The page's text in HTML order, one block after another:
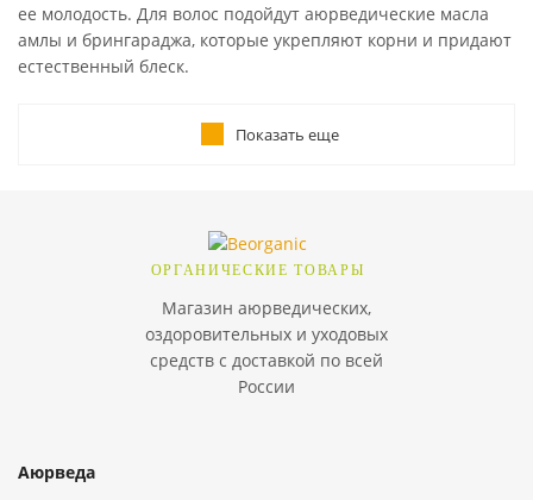
ее молодость. Для волос подойдут аюрведические масла
амлы и брингараджа, которые укрепляют корни и придают
естественный блеск.
При выборе товаров из Индии важно обращать внимание
Качественная продукция не содержит синтетических
добавок, парабенов, искусственных ароматизаторов и
красителей. Также стоит учитывать отзывы покупателей и
наличие сертификатов качества. В интернет-магазине
быть уверены в их безопасности и пользе.
Показать еще
ОРГАНИЧЕСКИЕ ТОВАРЫ
Магазин аюрведических,
оздоровительных и уходовых
средств с доставкой по всей
России
Аюрведа